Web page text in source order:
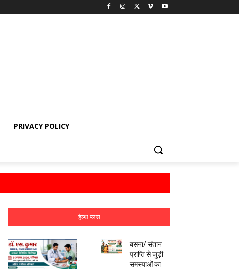
PRIVACY POLICY
हेल्थ प्लस
बसना/ संतान
प्राप्ति से जुड़ी
समस्याओं का